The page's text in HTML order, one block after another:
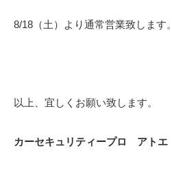
8/18（土）より通常営業致します。
以上、宜しくお願い致します。
カーセキュリティープロ アトエ